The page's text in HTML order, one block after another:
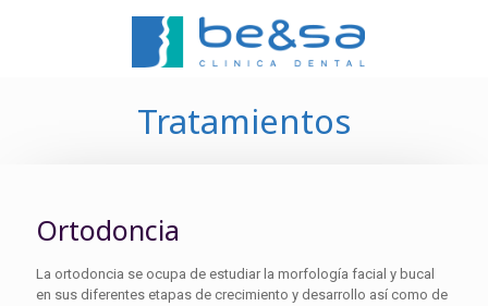
Tratamientos
Ortodoncia
La ortodoncia se ocupa de estudiar la morfología facial y bucal
en sus diferentes etapas de crecimiento y desarrollo así como de